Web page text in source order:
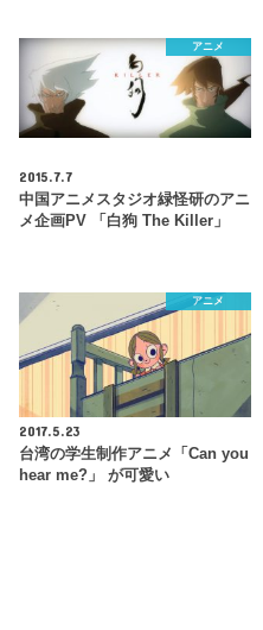
アニメ
2015.7.7
中国アニメスタジオ緑怪研のアニ
メ企画PV 「白狗 The Killer」
アニメ
2017.5.23
台湾の学生制作アニメ「Can you
hear me?」 が可愛い